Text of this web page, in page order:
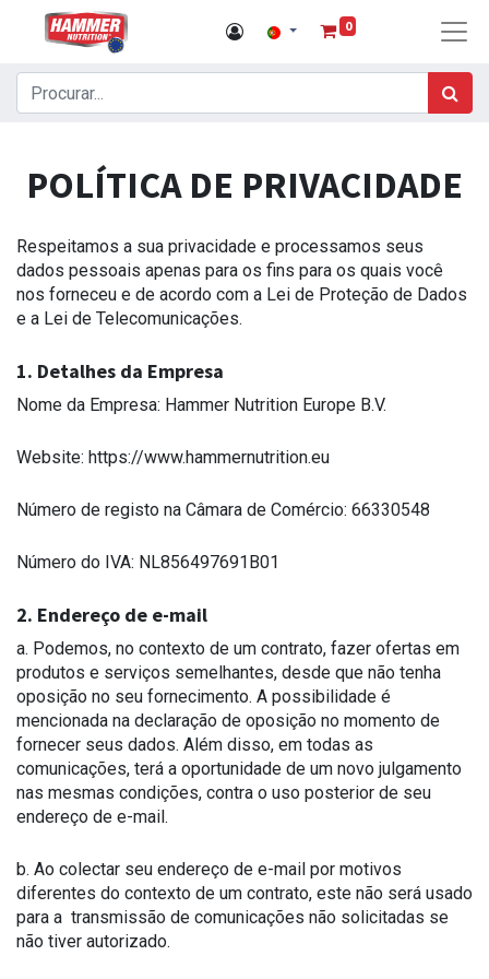
0
POLÍTICA DE PRIVACIDADE
Respeitamos a sua privacidade e processamos seus
dados pessoais apenas para os fins para os quais você
nos forneceu e de acordo com a Lei de Proteção de Dados
e a Lei de Telecomunicações.
1. Detalhes da Empresa
Nome da Empresa: Hammer Nutrition Europe B.V.
Website: https://www.hammernutrition.eu
Número de registo na Câmara de Comércio: 66330548
Número do IVA: NL856497691B01
2. Endereço de e-mail
a. Podemos, no contexto de um contrato, fazer ofertas em
produtos e serviços semelhantes, desde que não tenha
oposição no seu fornecimento. A possibilidade é
mencionada na declaração de oposição no momento de
fornecer seus dados. Além disso, em todas as
comunicações, terá a oportunidade de um novo julgamento
nas mesmas condições, contra o uso posterior de seu
endereço de e-mail.
b. Ao colectar seu endereço de e-mail por motivos
diferentes do contexto de um contrato, este não será usado
para a transmissão de comunicações não solicitadas se
não tiver autorizado.